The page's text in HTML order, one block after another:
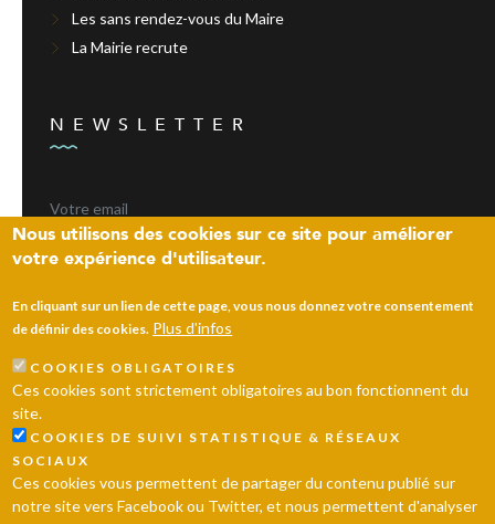
Les sans rendez-vous du Maire
La Mairie recrute
NEWSLETTER
ENVOYER
Plan du site
Nous utilisons des cookies sur ce site pour améliorer
votre expérience d'utilisateur.
En cliquant sur un lien de cette page, vous nous donnez votre consentement
de définir des cookies. Plus d'infos
COOKIES OBLIGATOIRES
Ces cookies sont strictement obligatoires au bon fonctionnent du
site.
COOKIES DE SUIVI STATISTIQUE & RÉSEAUX
SOCIAUX
Ces cookies vous permettent de partager du contenu publié sur
notre site vers Facebook ou Twitter, et nous permettent d'analyser